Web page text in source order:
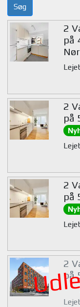
Søg
2
på
2
på
2
på
2
på